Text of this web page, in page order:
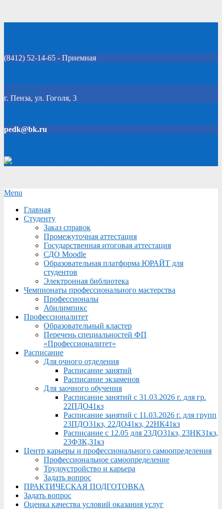
(8412) 52-14-65 - Приемная
Click Here
г. Пенза, ул. Гоголя, 3
pedk@bk.ru
Secondary
Menu
Menu
Главная
Студенту
Заказ справок
Промежуточная аттестация
Государственная итоговая аттестация
СДО Moodle
Образовательная платформа ЮРАЙТ для
студентов
Электронная библиотека
Чемпионаты профессионального мастерства
Профессионалы
Абилимпикс
Профессионалитет
Образовательный кластер
Перечень специальностей ФП
«Профессионалитет»
Расписание
Для очного отделения
Расписание занятий
Расписание экзаменов
Для заочного обучения
Расписание занятий с 31.03.2026 г. для гр.
22ПДО41кз
Расписание занятий с 11.03.2026 г. для групп
23ПДО31кз, 22ДО41кз, 22НК41кз
Расписание с 12.05 для 23ДО31кз, 23НК31кз,
23ФЗК,31кз
Центр карьеры и профессионального самоопределения
Профессиональное самоопределение
Трудоустройство и карьера
Задать вопрос
ПРАКТИЧЕСКАЯ ПОДГОТОВКА
Задать вопрос
Оценка качества условий оказания услуг